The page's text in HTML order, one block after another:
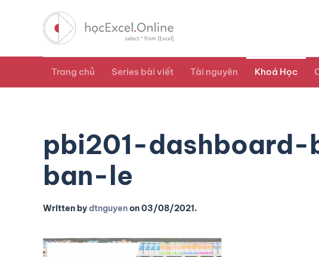
Trang chủ Series bài viết Tài nguyên Khoá Học
pbi201-
ban-le
Written bydtnguyenon03/08/2021.